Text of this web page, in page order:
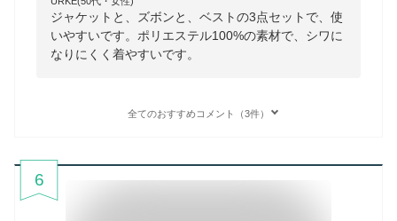
ジャケットと、ズボンと、ベストの3点セットで、使
いやすいです。ポリエステル100%の素材で、シワに
なりにくく着やすいです。
全てのおすすめコメント（3件）
6